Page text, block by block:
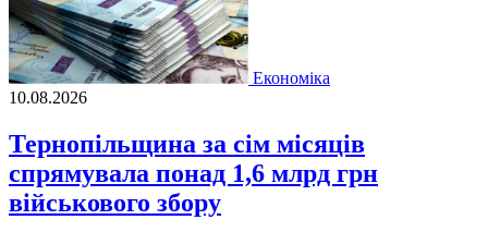
Економіка
10.08.2026
Тернопільщина за сім місяців
спрямувала понад 1,6 млрд грн
військового збору